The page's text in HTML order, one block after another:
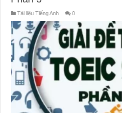
Tài liệu Tiếng Anh 0